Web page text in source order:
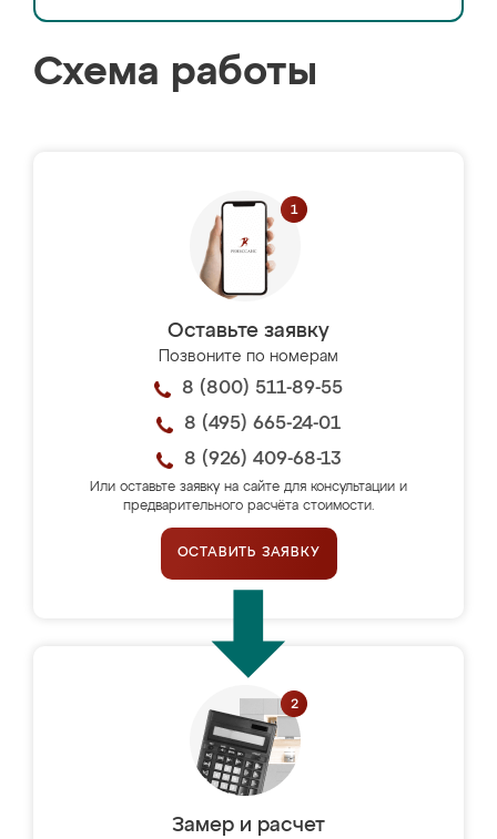
Схема работы
Оставьте заявку
Позвоните по номерам
8 (800) 511-89-55
8 (495) 665-24-01
8 (926) 409-68-13
Или оставьте заявку на сайте для консультации и
предварительного расчёта стоимости.
ОСТАВИТЬ ЗАЯВКУ
Замер и расчет